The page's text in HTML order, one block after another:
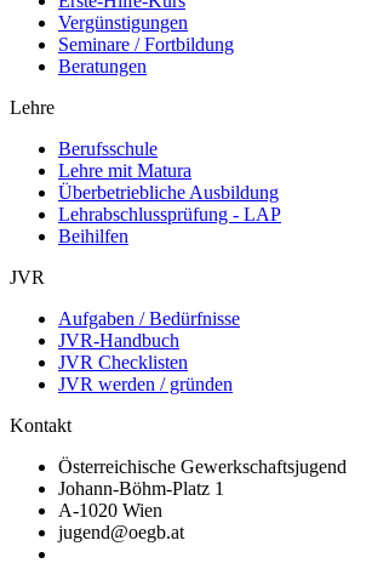
Vergünstigungen
Seminare / Fortbildung
Beratungen
Lehre
Berufsschule
Lehre mit Matura
Überbetriebliche Ausbildung
Lehrabschlussprüfung - LAP
Beihilfen
JVR
Aufgaben / Bedürfnisse
JVR-Handbuch
JVR Checklisten
JVR werden / gründen
Kontakt
Österreichische Gewerkschaftsjugend
Johann-Böhm-Platz 1
A-1020 Wien
jugend@oegb.at